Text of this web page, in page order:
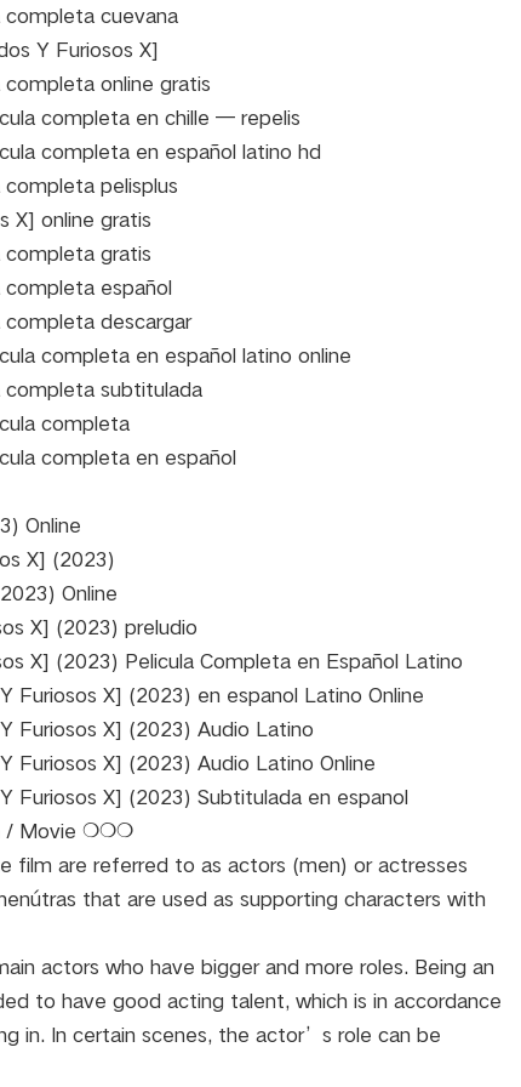
completa cuevana
Y Furiosos X]
completa online gratis
completa en chille — repelis
completa en español latino hd
completa pelisplus
X] online gratis
completa gratis
completa español
completa descargar
completa en español latino online
completa subtitulada
completa
completa en español
Online
X] (2023)
Online
X] (2023) preludio
X] (2023) Pelicula Completa en Español Latino
Furiosos X] (2023) en espanol Latino Online
Furiosos X] (2023) Audio Latino
Furiosos X] (2023) Audio Latino Online
Furiosos X] (2023) Subtitulada en espanol
/ Movie ❍❍❍
film are referred to as actors (men) or actresses
that are used as supporting characters with
actors who have bigger and more roles. Being an
to have good acting talent, which is in accordance
in. In certain scenes, the actor’s role can be